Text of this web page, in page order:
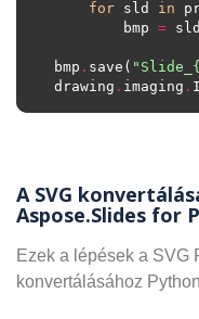
for sld in
        bmp
= sld
bmp . save( "Slide_
drawing . imaging .
A SVG
Aspose.Slides for
Ezek a lépések a SVG
konvertálásához